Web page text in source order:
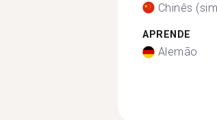
Chinês
APRENDE
Alemão